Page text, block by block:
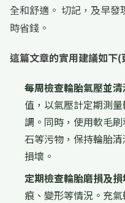
全和舒適。 切記，及早
時省錢。
這篇文章的實用建議如下
每周檢查輪胎氣壓並清
值，以氣壓計定期測
調。同時，使用軟毛
石等污物，保持輪胎
損壞。
定期檢查輪胎磨損及損
痕、變形等情況。充